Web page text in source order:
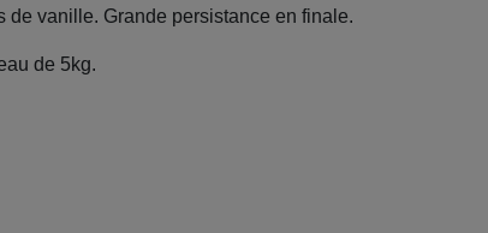
de vanille. Grande persistance en finale.
de 5kg.